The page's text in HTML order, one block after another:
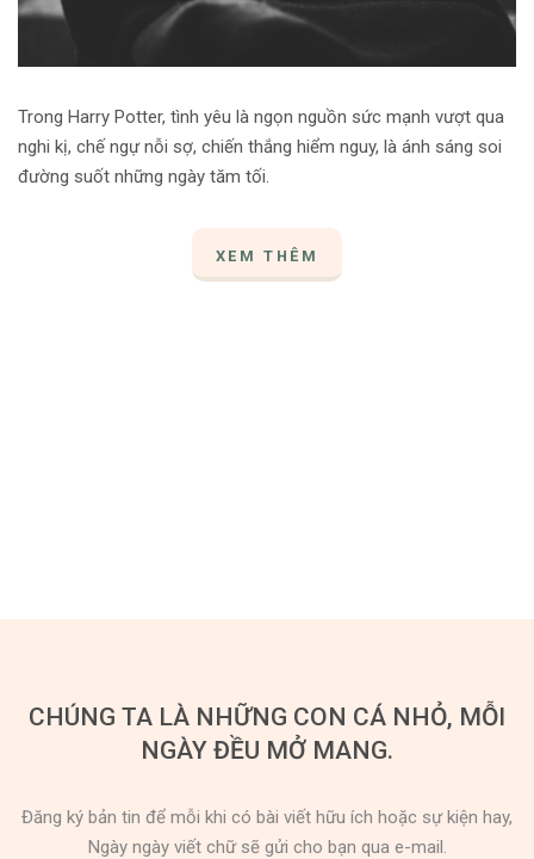
Trong Harry Potter, tình yêu là ngọn nguồn sức mạnh vượt qua
nghi kị, chế ngự nỗi sợ, chiến thắng hiểm nguy, là ánh sáng soi
đường suốt những ngày tăm tối.
XEM THÊM
CHÚNG TA LÀ NHỮNG CON CÁ NHỎ, MỖI
NGÀY ĐỀU MỞ MANG.
Đăng ký bản tin để mỗi khi có bài viết hữu ích hoặc sự kiện hay,
Ngày ngày viết chữ sẽ gửi cho bạn qua e-mail.